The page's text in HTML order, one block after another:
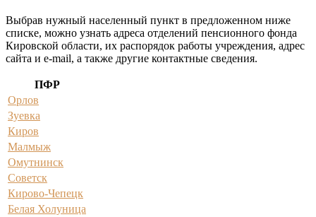
Выбрав нужный населенный пункт в предложенном ниже
списке, можно узнать адреса отделений пенсионного фонда
Кировской области, их распорядок работы учреждения, адрес
сайта и e-mail, а также другие контактные сведения.
ПФР
Орлов
Зуевка
Киров
Малмыж
Омутнинск
Советск
Кирово-Чепецк
Белая Холуница